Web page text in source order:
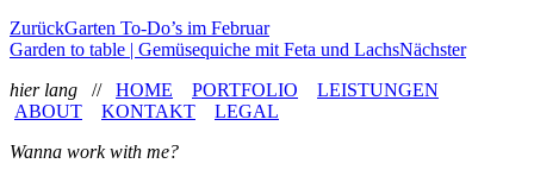
ZurückGarten To-Do’s im Februar
Garden to table | Gemüsequiche mit Feta und LachsNächster
hier lang // HOME PORTFOLIO
LEISTUNGEN
ABOUT
KONTAKT
LEGAL
Wanna work with me?